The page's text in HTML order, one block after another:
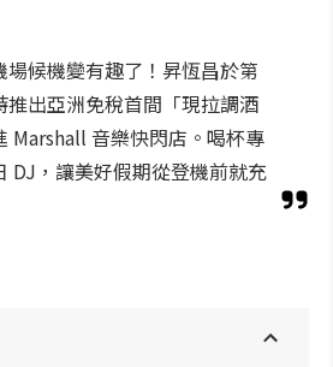
場候機變有趣了！昇恆昌於第
推出亞洲免稅首間「現拉調酒
Marshall 音樂快閃店。喝杯專
DJ，讓美好假期從登機前就充